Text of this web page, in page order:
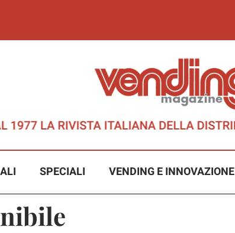
SPECIALI VENDING E INNOVAZIONE